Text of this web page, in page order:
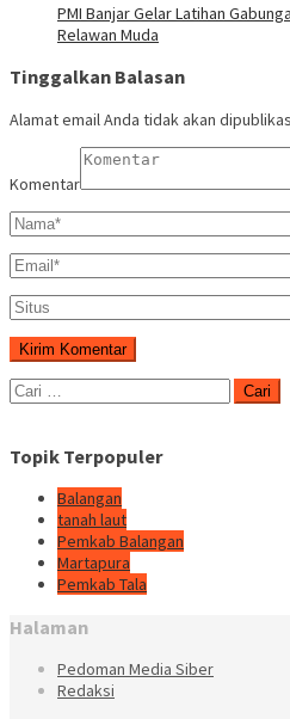
PMI Banjar Gelar Latihan
Relawan Muda
Tinggalkan Balasan
Alamat email Anda tidak akan
Komentar
Cari
untuk:
Topik Terpopuler
Balangan
tanah laut
Pemkab Balangan
Martapura
Pemkab Tala
Halaman
Pedoman Media Siber
Redaksi